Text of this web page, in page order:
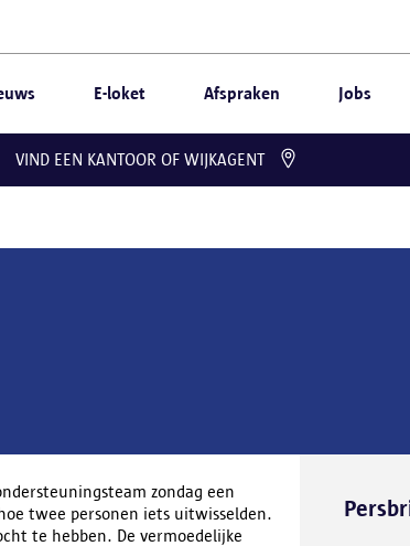
E-loket Afspraken Jobs
VIND EEN KANTOOR OF WIJKAGENT
zondag een
twee personen iets uitwisselden.
te hebben. De vermoedelijke